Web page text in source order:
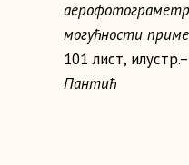
могућности
101 лист, илустр.–
Пантић